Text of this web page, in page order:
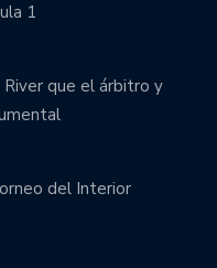
1
River que el árbitro y
del Interior